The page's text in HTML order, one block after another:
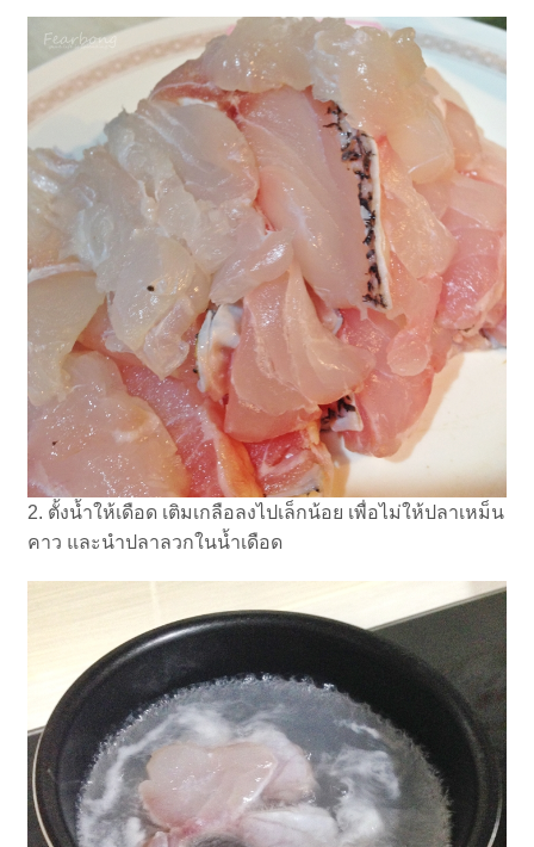
2. ตั้งน้ำให้เดือด เติมเกลือลงไปเล็กน้อย เพื่อไม่ให้ปลาเหม็น
คาว และนำปลาลวกในน้ำเดือด